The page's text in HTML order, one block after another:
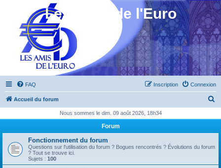
Les Amis de l'Euro
FAQ Connexion
Inscription
Accueil du forum
h
Nous sommes le dim. 09 août 2026, 18h34
Forum
Fonctionnement du forum
Questions sur l'utilisation du forum ? Bogues rencontrés ? Évolutions du forum
? Tout se trouve ici.
Sujets : 100